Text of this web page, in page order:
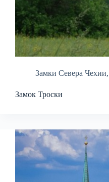
Замки Севера Чехии,
Замок Троски